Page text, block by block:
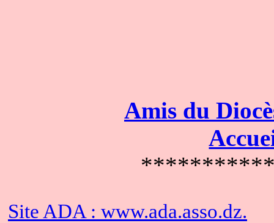
Amis du
Site ADA : www.ada.asso.dz.